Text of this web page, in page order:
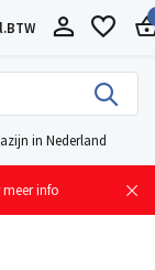
BTW
in Nederland
info